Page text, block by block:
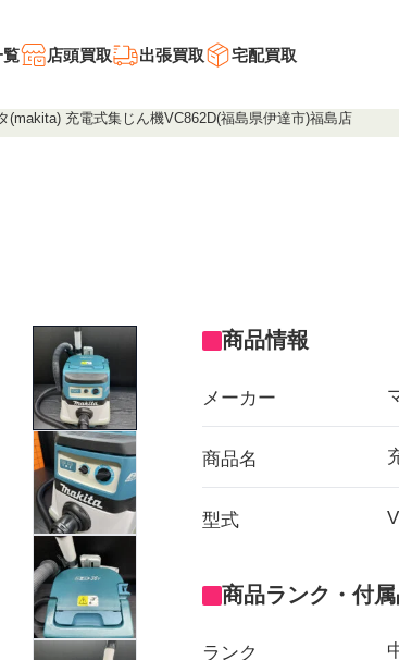
覧 店頭買取 出張買取 宅配買取
(makita) 充電式集じん機VC862D(福島県伊達市)福島店
商品情報
メーカー
商品名
型式
商品ランク・付
ランク